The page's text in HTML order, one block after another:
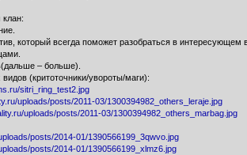
который всегда поможет разобраться в интересующем
– больше).
(критоточники/увороты/маги):
sitri_ring_test2.jpg
uploads/posts/2011-03/1300394982_others_leraje.jpg
uploads/posts/2011-03/1300394982_others_marbag.jpg
posts/2014-01/1390566199_3qwvo.jpg
posts/2014-01/1390566199_xlmz6.jpg